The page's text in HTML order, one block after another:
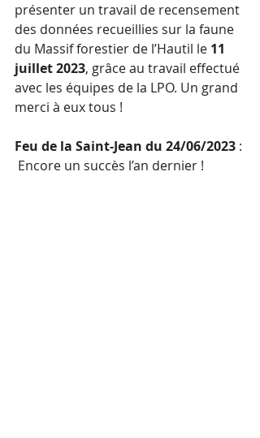
présenter un travail de recensement
des données recueillies sur la faune
du Massif forestier de l’Hautil le 11
juillet 2023, grâce au travail effectué
avec les équipes de la LPO. Un grand
merci à eux tous !
Feu de la Saint-Jean du 24/06/2023 :
Encore un succès l’an dernier !